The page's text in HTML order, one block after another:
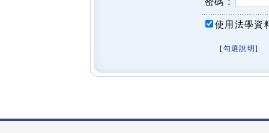
使用法學資
[勾選說明 ]